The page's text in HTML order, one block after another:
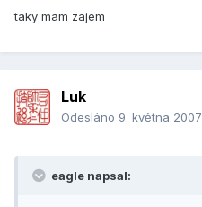
taky mam zajem
Luk
Odesláno 9. května 2007
eagle napsal: